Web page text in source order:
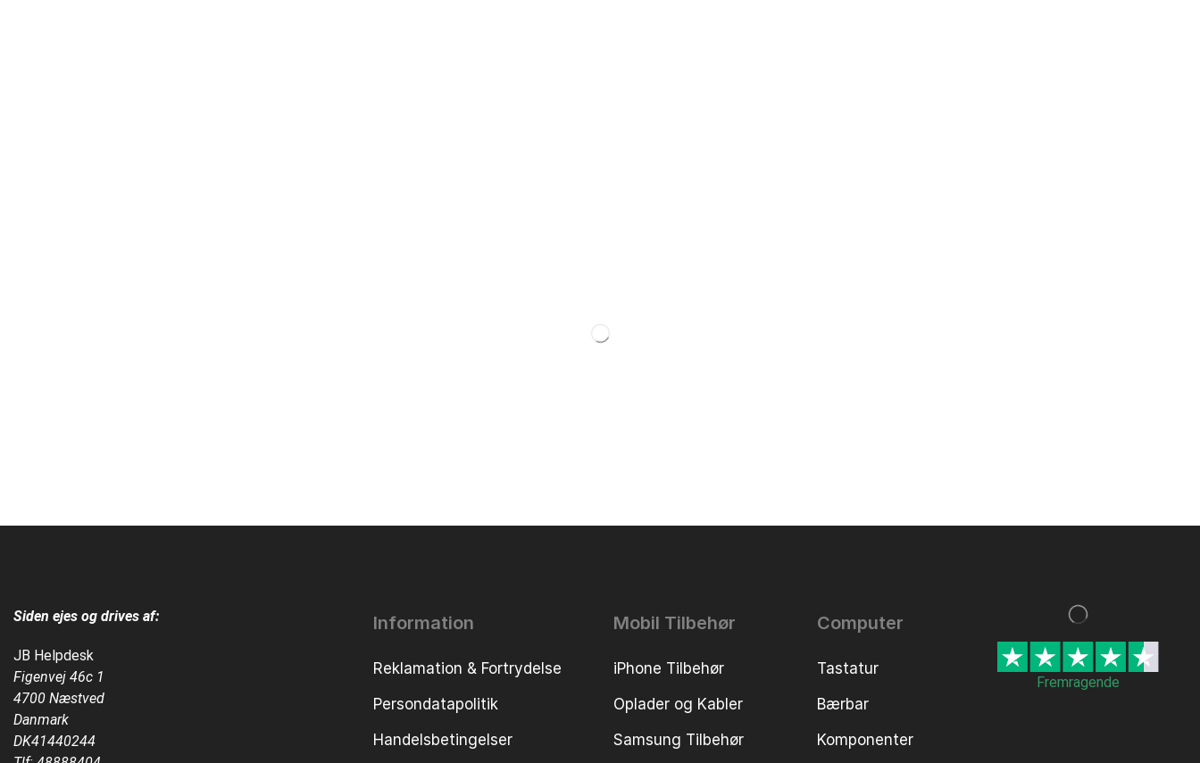
Siden ejes og drives af:
JB Helpdesk
Figenvej 46c 1
4700 Næstved
Danmark
DK41440244
Information
Reklamation & Fortrydelse
Persondatapolitik
Handelsbetingelser
Mobil Tilbehør
iPhone Tilbehør
Oplader og Kabler
Samsung Tilbehør
Computer
Tastatur
Bærbar
Komponenter
Fremragende